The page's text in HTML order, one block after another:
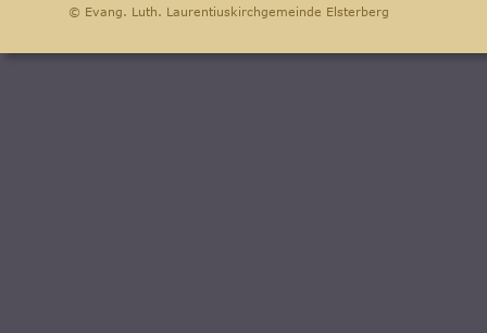
© Evang. Luth. Laurentiuskirchgemeinde Elsterberg